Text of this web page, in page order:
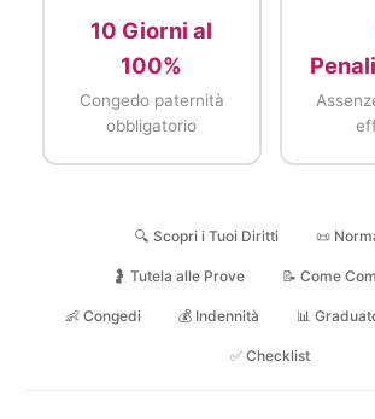
10 Giorni al
100%
Congedo paternità
obbligatorio
🔍 Scopri i Tuoi Diritti 📜
🤰 Tutela alle Prove 📝 Come
👶 Congedi 💰 Indennità 📊
✅ Checklist